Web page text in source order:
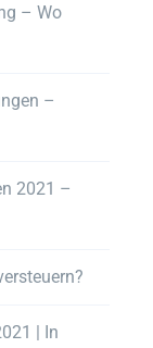
– Wo
–
2021 –
| In